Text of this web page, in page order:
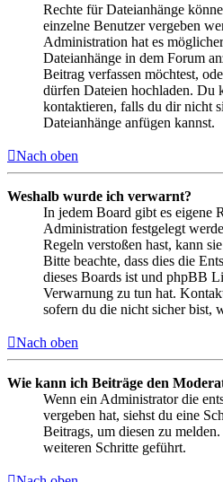
Rechte für Dateianhänge
einzelne Benutzer vergeben
Administration hat es
Dateianhänge in dem Forum
Beitrag verfassen möchtest,
dürfen Dateien hochladen. Du
kontaktieren, falls du dir nicht
Dateianhänge anfügen kannst.
Nach oben
Weshalb wurde ich verwarnt?
In jedem Board gibt es eigene
Administration festgelegt
Regeln verstoßen hast, kann
Bitte beachte, dass dies die
dieses Boards ist und phpBB
Verwarnung zu tun hat.
sofern du die nicht sicher bist,
Nach oben
Wie kann ich Beiträge den
Wenn ein Administrator die
vergeben hat, siehst du eine
Beitrags, um diesen zu
weiteren Schritte geführt.